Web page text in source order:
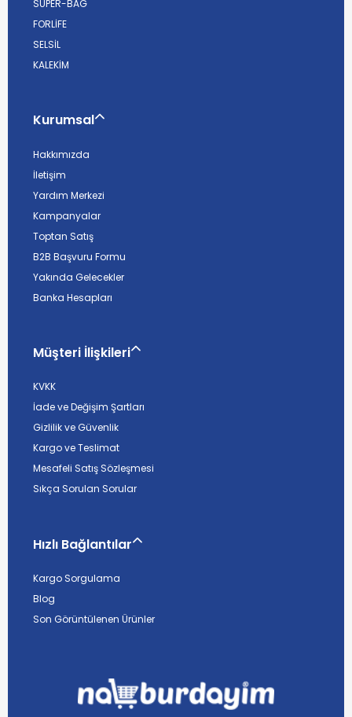
SUPER-BAG
FORLİFE
SELSİL
KALEKİM
Kurumsal
Hakkımızda
İletişim
Yardım Merkezi
Kampanyalar
Toptan Satış
B2B Başvuru Formu
Yakında Gelecekler
Banka Hesapları
Müşteri İlişkileri
KVKK
İade ve Değişim Şartları
Gizlilik ve Güvenlik
Kargo ve Teslimat
Mesafeli Satış Sözleşmesi
Sıkça Sorulan Sorular
Hızlı Bağlantılar
Kargo Sorgulama
Blog
Son Görüntülenen Ürünler